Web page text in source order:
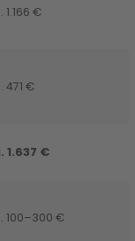
1.166 €
471 €
1.637 €
100–300 €